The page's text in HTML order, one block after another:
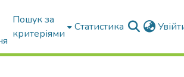
Пошук за
критеріями
Статистика